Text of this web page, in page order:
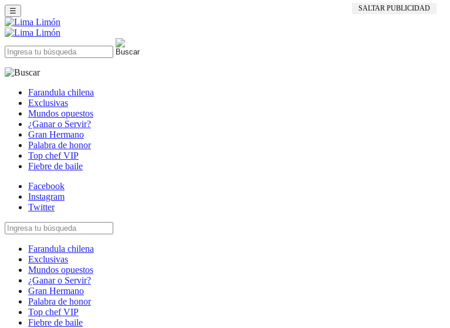
SALTAR PUBLICIDAD
☰
Farandula chilena
Exclusivas
Mundos opuestos
¿Ganar o Servir?
Gran Hermano
Palabra de honor
Top chef VIP
Fiebre de baile
Facebook
Instagram
Twitter
Farandula chilena
Exclusivas
Mundos opuestos
¿Ganar o Servir?
Gran Hermano
Palabra de honor
Top chef VIP
Fiebre de baile